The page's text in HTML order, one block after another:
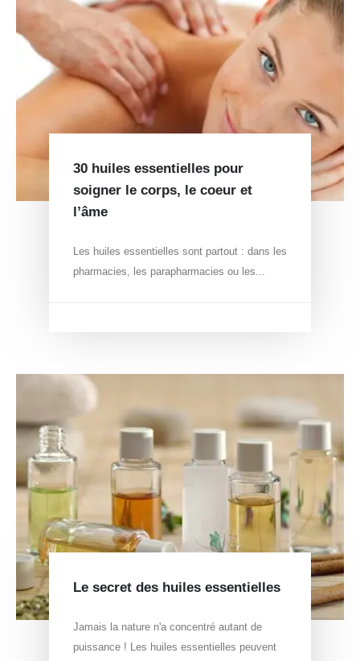
30 huiles essentielles pour
soigner le corps, le coeur et
l’âme
Les huiles essentielles sont partout : dans les
pharmacies, les parapharmacies ou les...
Le secret des huiles essentielles
Jamais la nature n'a concentré autant de
puissance ! Les huiles essentielles peuvent